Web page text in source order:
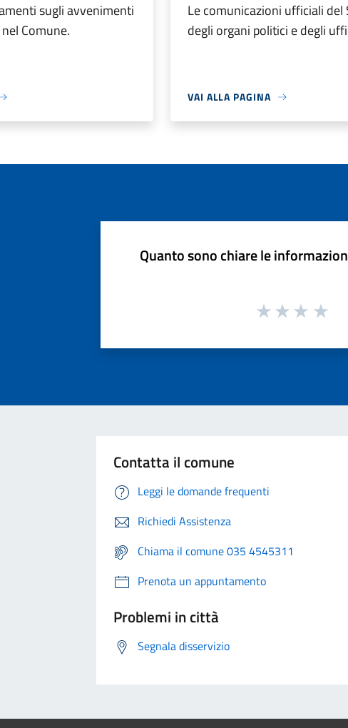
sugli avvenimenti
Comune.
Le comunicazioni ufficiali del
degli organi politici e degli
VAI ALLA PAGINA
Quanto sono chiare le
Contatta il comune
Leggi le domande frequenti
Richiedi Assistenza
Chiama il comune 035 4545311
Prenota un appuntamento
Problemi in città
Segnala disservizio